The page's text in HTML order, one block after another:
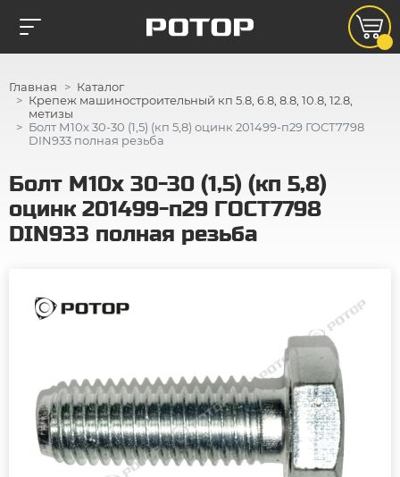
Главная
Каталог
Крепеж машиностроительный кп 5.8, 6.8, 8.8, 10.8, 12.8,
метизы
Болт М10х 30-30 (1,5) (кп 5,8) оцинк 201499-п29 ГОСТ7798
DIN933 полная резьба
Болт М10х 30-30 (1,5) (кп 5,8)
оцинк 201499-п29 ГОСТ7798
DIN933 полная резьба